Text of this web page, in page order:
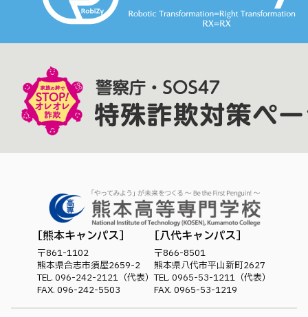
熊本キャンパス
〒861-1102
熊本県合志市須屋2659-2
TEL. 096-242-2121 （代表）
FAX. 096-242-5503
八代キャンパス
〒866-8501
熊本県八代市平山新町2627
TEL. 0965-53-1211 （代表）
FAX. 0965-53-1219